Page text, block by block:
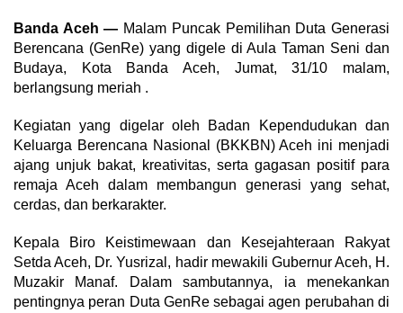
Banda Aceh — Malam Puncak Pemilihan Duta Generasi
Berencana (GenRe) yang digele di Aula Taman Seni dan
Budaya, Kota Banda Aceh, Jumat, 31/10 malam,
berlangsung meriah .
Kegiatan yang digelar oleh Badan Kependudukan dan
Keluarga Berencana Nasional (BKKBN) Aceh ini menjadi
ajang unjuk bakat, kreativitas, serta gagasan positif para
remaja Aceh dalam membangun generasi yang sehat,
cerdas, dan berkarakter.
Kepala Biro Keistimewaan dan Kesejahteraan Rakyat
Setda Aceh, Dr. Yusrizal, hadir mewakili Gubernur Aceh, H.
Muzakir Manaf. Dalam sambutannya, ia menekankan
pentingnya peran Duta GenRe sebagai agen perubahan di